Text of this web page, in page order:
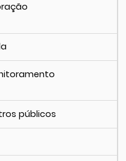
públicos